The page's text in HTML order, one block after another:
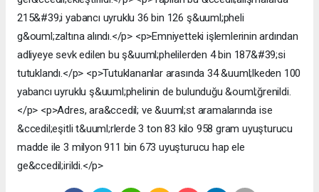
215&#39;i yabancı uyruklu 36 bin 126 ş&uuml;pheli
g&ouml;zaltına alındı.</p> <p>Emniyetteki işlemlerinin ardından
adliyeye sevk edilen bu ş&uuml;phelilerden 4 bin 187&#39;si
tutuklandı.</p> <p>Tutuklananlar arasında 34 &uuml;lkeden 100
yabancı uyruklu ş&uuml;phelinin de bulunduğu &ouml;ğrenildi.
</p> <p>Adres, ara&ccedil; ve &uuml;st aramalarında ise
&ccedil;eşitli t&uuml;rlerde 3 ton 83 kilo 958 gram uyuşturucu
madde ile 3 milyon 911 bin 673 uyuşturucu hap ele
ge&ccedil;irildi.</p>